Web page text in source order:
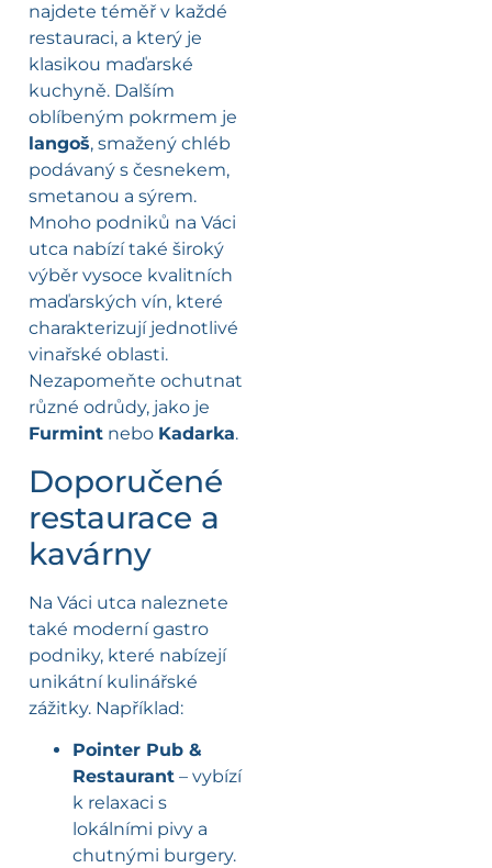
najdete téměř v každé
restauraci, a který je
klasikou maďarské
kuchyně. Dalším
oblíbeným pokrmem je
langoš, smažený chléb
podávaný s česnekem,
smetanou a sýrem.
Mnoho podniků na Váci
utca nabízí také široký
výběr vysoce kvalitních
maďarských vín, které
charakterizují jednotlivé
vinařské oblasti.
Nezapomeňte ochutnat
různé odrůdy, jako je
Furmint nebo Kadarka.
Doporučené
restaurace a
kavárny
Na Váci utca naleznete
také moderní gastro
podniky, které nabízejí
unikátní kulinářské
zážitky. Například:
Pointer Pub &
Restaurant – vybízí
k relaxaci s
lokálními pivy a
chutnými burgery.